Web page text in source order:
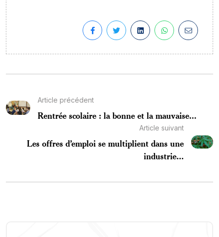
Article précédent
Rentrée scolaire : la bonne et la mauvaise...
Article suivant
Les offres d’emploi se multiplient dans une
industrie...